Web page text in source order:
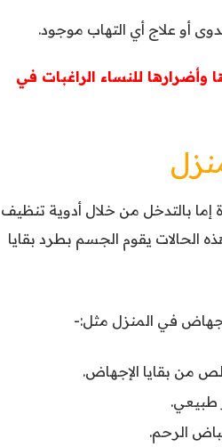
أو علاج أي التهاب موجود.
للنساء الراغبات في
إما بالتدخل من خلالأدوية تنظيف
الحالات يقوم الجسم بطرد بقايا
في المنزل مثل:-
من بقايا الإجهاض.
طبيعي.
الرحم.